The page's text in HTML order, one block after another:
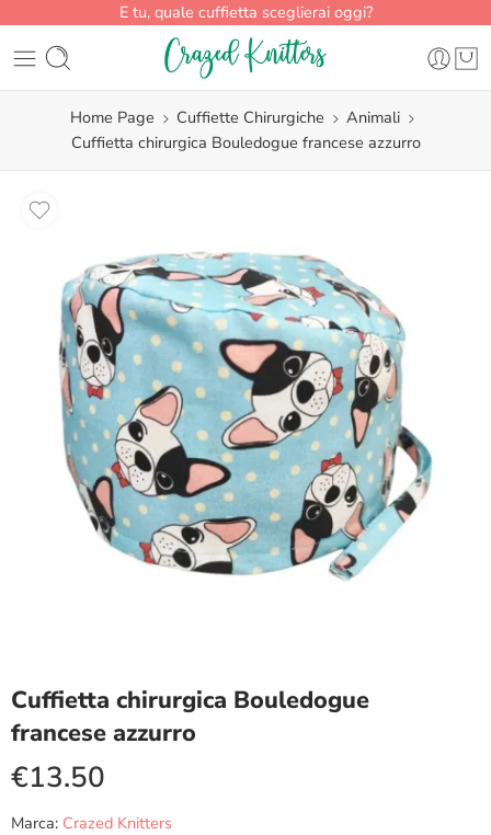
E tu, quale cuffietta sceglierai oggi?
Home Page Cuffiette Chirurgiche
Animali
Cuffietta chirurgica Bouledogue francese azzurro
Cuffietta chirurgica Bouledogue
francese azzurro
€13.50
Marca: Crazed Knitters